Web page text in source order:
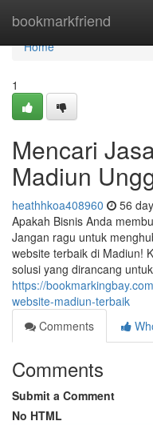
bookmarkfriend
Home
Home
1
Mencari
Madiun
heathhkoa408960 56
Apakah Bisnis Anda
Jangan ragu untuk
website terbaik di Madiun!
solusi yang dirancang
https://
website-madiun-terbaik
Comments
Comments
Submit a Comment
No HTML